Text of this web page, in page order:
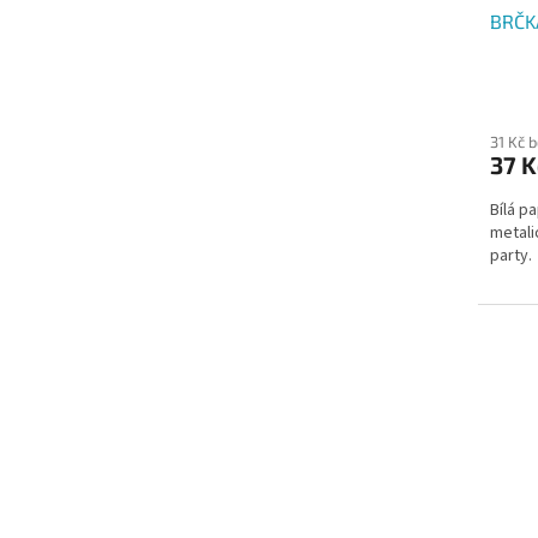
31 Kč
37
Bílá
party.